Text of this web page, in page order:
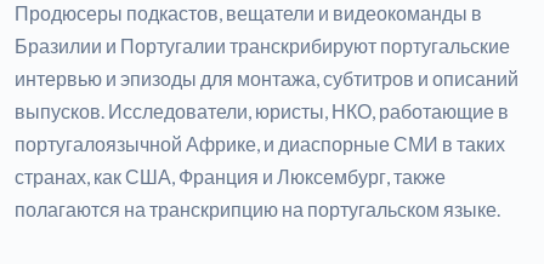
Продюсеры подкастов, вещатели и видеокоманды в
Бразилии и Португалии транскрибируют португальские
интервью и эпизоды для монтажа, субтитров и описаний
выпусков. Исследователи, юристы, НКО, работающие в
португалоязычной Африке, и диаспорные СМИ в таких
странах, как США, Франция и Люксембург, также
полагаются на транскрипцию на португальском языке.